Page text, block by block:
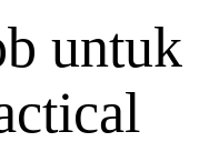
untuk